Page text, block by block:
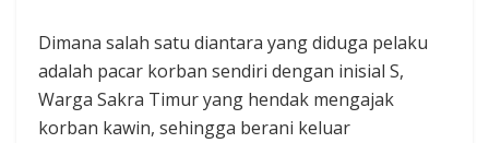
Dimana salah satu diantara yang diduga pelaku
adalah pacar korban sendiri dengan inisial S,
Warga Sakra Timur yang hendak mengajak
korban kawin, sehingga berani keluar